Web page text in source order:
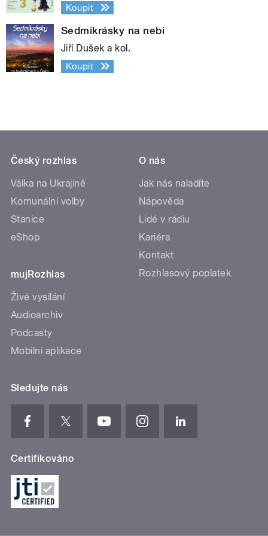
Koupit
Sedmikrásky na nebi
Jiří Dušek a kol.
Koupit
Český rozhlas
Válka na Ukrajině
Komunální volby
Stanice
eShop
mujRozhlas
Živé vysílání
Audioarchiv
Podcasty
Mobilní aplikace
O nás
Jak nás naladíte
Nápověda
Lidé v rádiu
Kariéra
Kontakt
Rozhlasový poplatek
Sledujte nás
Certifikováno